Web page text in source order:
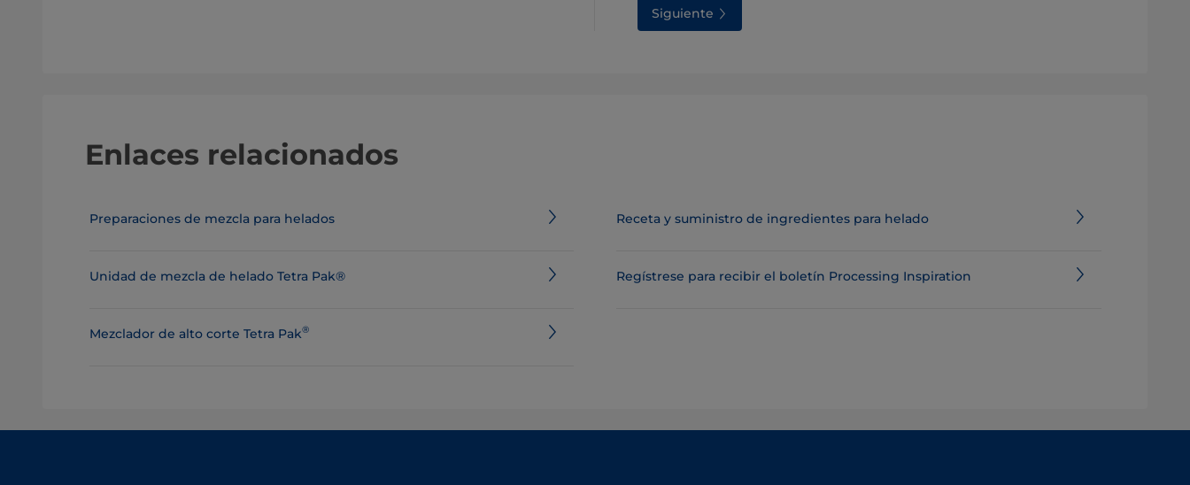
Siguiente
Enlaces relacionados
Preparaciones de mezcla para helados
Unidad de mezcla de helado Tetra Pak®
Mezclador de alto corte Tetra Pak®
Receta y suministro de ingredientes para helado
Regístrese para recibir el boletín Processing Inspiration